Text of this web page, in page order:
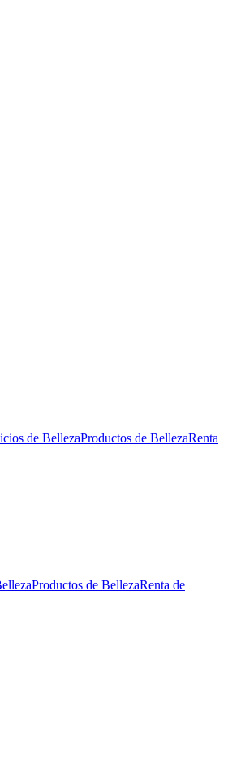
de BellezaProductos de BellezaRenta
Productos de BellezaRenta de